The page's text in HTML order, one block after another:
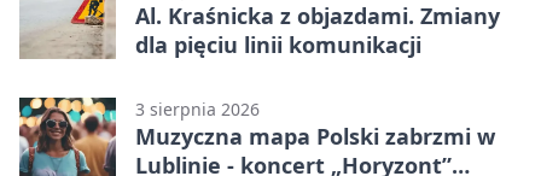
Al. Kraśnicka z objazdami. Zmiany
dla pięciu linii komunikacji
3 sierpnia 2026
Muzyczna mapa Polski zabrzmi w
Lublinie - koncert „Horyzont”